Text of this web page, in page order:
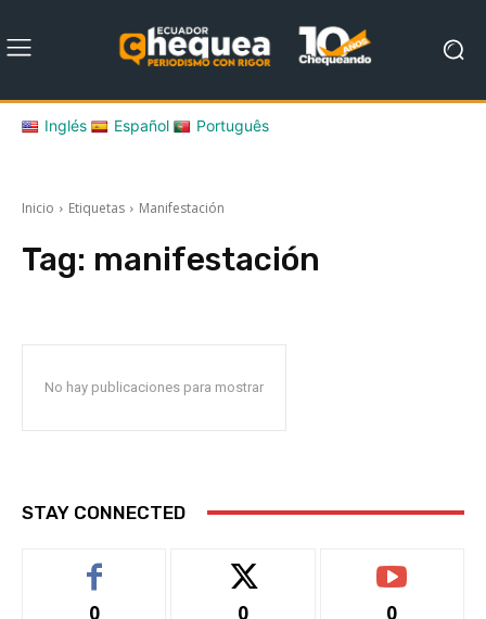
Inglés Español Português
Inicio Etiquetas Manifestación
Tag: manifestación
No hay publicaciones para mostrar
STAY CONNECTED
0 0 0